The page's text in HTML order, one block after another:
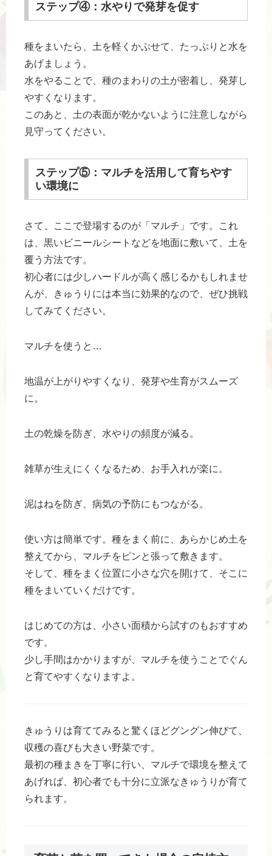
ステップ④：水やりで発芽を促す
種をまいたら、土を軽くかぶせて、たっぷりと水を
あげましょう。
水をやることで、種のまわりの土が密着し、発芽し
やすくなります。
このあと、土の表面が乾かないように注意しながら
見守ってください。
ステップ⑤：マルチを活用して育ちやす
い環境に
さて、ここで登場するのが「マルチ」です。これ
は、黒いビニールシートなどを地面に敷いて、土を
覆う方法です。
初心者には少しハードルが高く感じるかもしれませ
んが、きゅうりには本当に効果的なので、ぜひ挑戦
してみてください。
マルチを使うと…
地温が上がりやすくなり、発芽や生育がスムーズ
に。
土の乾燥を防ぎ、水やりの頻度が減る。
雑草が生えにくくなるため、お手入れが楽に。
泥はねを防ぎ、病気の予防にもつながる。
使い方は簡単です。種をまく前に、あらかじめ土を
整えてから、マルチをピンと張って敷きます。
そして、種をまく位置に小さな穴を開けて、そこに
種をまいていくだけです。
はじめての方は、小さい面積から試すのもおすすめ
です。
少し手間はかかりますが、マルチを使うことでぐん
と育てやすくなりますよ。
きゅうりは育ててみると驚くほどグングン伸びて、
収穫の喜びも大きい野菜です。
最初の種まきを丁寧に行い、マルチで環境を整えて
あげれば、初心者でも十分に立派なきゅうりが育て
られます。